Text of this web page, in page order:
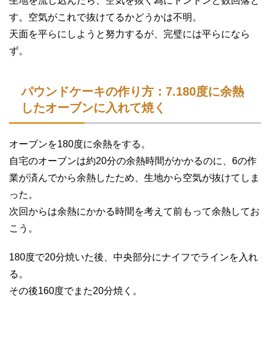
す。空気がこれで抜けてるかどうかは不明。
天面を平らにしようと努力するが、完璧には平らになら
ず。
パウンドケーキの作り方：7.180度に余熱
したオーブンに入れて焼く
オーブンを180度に余熱をする。
自宅のオーブンは約20分の余熱時間がかかるのに、6の作
業が済んでから余熱したため、生地から空気が抜けてしま
った。
次回からは余熱にかかる時間を考えて前もって余熱してお
こう。
180度で20分焼いた後、中央部分にナイフでラインを入れ
る。
その後160度でまた20分焼く。